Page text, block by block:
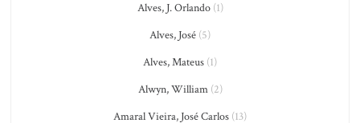
Alves, J. Orlando(1)
Alves, José (5)
Alves, Mateus (1)
Alwyn, William(2)
Amaral Vieira, José Carlos (13)